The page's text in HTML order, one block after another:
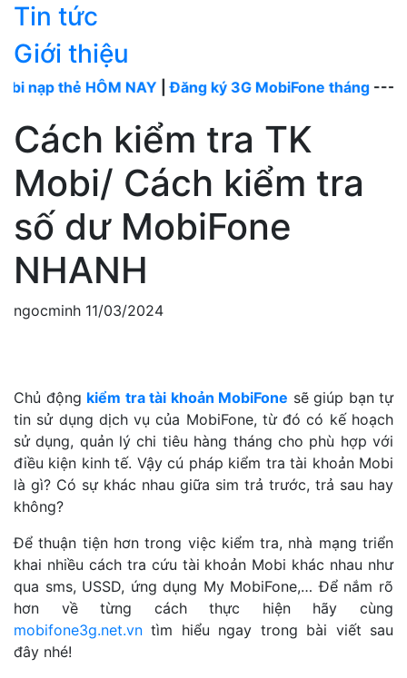
Tin tức
Giới thiệu
HÔM NAY|Đăng ký 3G MobiFone tháng----
Cách kiểm tra TK
Mobi/ Cách kiểm tra
số dư MobiFone
NHANH
ngocminh 11/03/2024
Chủ động kiểm tra tài khoản MobiFone sẽ giúp bạn tự
tin sử dụng dịch vụ của MobiFone, từ đó có kế hoạch
sử dụng, quản lý chi tiêu hàng tháng cho phù hợp với
điều kiện kinh tế. Vậy cú pháp kiểm tra tài khoản Mobi
là gì? Có sự khác nhau giữa sim trả trước, trả sau hay
không?
Để thuận tiện hơn trong việc kiểm tra, nhà mạng triển
khai nhiều cách tra cứu tài khoản Mobi khác nhau như
qua sms, USSD, ứng dụng My MobiFone,… Để nắm rõ
hơn về từng cách thực hiện hãy cùng
mobifone3g.net.vn tìm hiểu ngay trong bài viết sau
đây nhé!